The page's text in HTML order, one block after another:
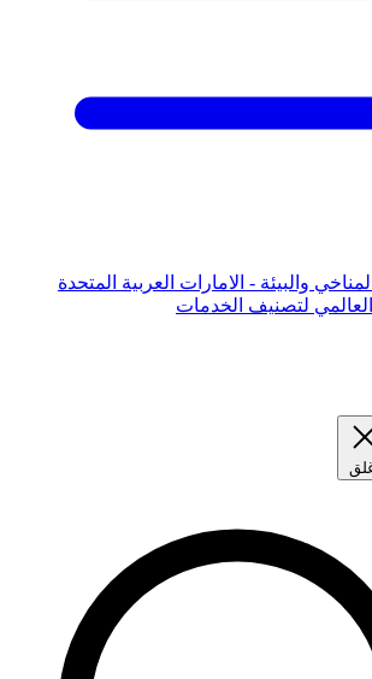
والبيئة - الامارات العربية المتحدة
لتصنيف الخدمات